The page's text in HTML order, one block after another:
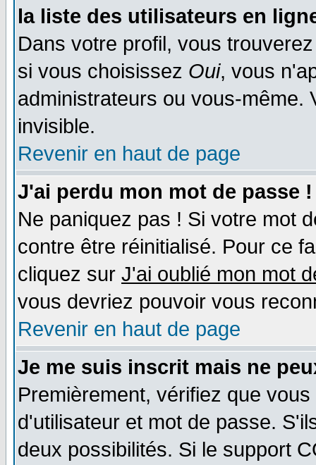
la liste des utilisateurs en
Dans votre profil, vous
si vous choisissez Oui, vous
administrateurs ou vous-même.
invisible.
Revenir en haut de page
J'ai perdu mon mot de passe !
Ne paniquez pas ! Si votre mot
contre être réinitialisé. Pour ce
cliquez sur J'ai oublié mon mot
vous devriez pouvoir vous
Revenir en haut de page
Je me suis inscrit mais ne
Premièrement, vérifiez que
d'utilisateur et mot de passe.
deux possibilités. Si le support